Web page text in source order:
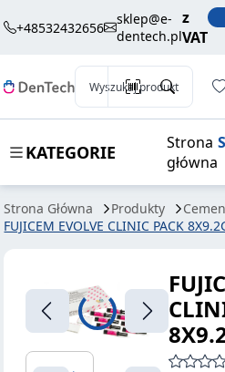
+48532432656
sklep@e-
dentech.pl
z
VAT
Wyszukaj produkt
KATEGORIE
Strona
główna
Strona Główna Produkty
FUJICEM EVOLVE CLINIC PACK
EVOLVE
CLINIC PACK
8X9.2G
1710,00
brutto / szt.